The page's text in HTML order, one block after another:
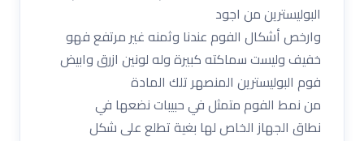
البوليسترين من اجود
وارخص أشكال الفوم عندنا وثمنه غير مرتفع فهو
خفيف وليست سماكته كبيرة وله لونين ازرق وابيض
فوم البوليسترين المنصهر تلك المادة
من نمط الفوم متمثل في حبيبات نضعها في
نطاق الجهاز الخاص لها بغية تطلع على شكل